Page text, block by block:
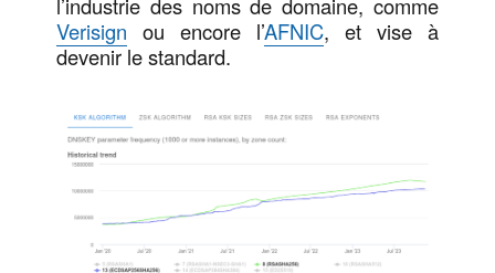
l’industrie des noms de domaine, comme
Verisign ou encore l’AFNIC, et vise à
devenir le standard.